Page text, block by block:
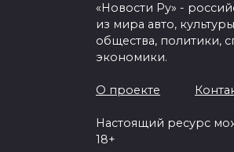
«Новости Ру» -
из мира авто,
общества, политики,
экономики.
О проекте
Настоящий ресурс
18+